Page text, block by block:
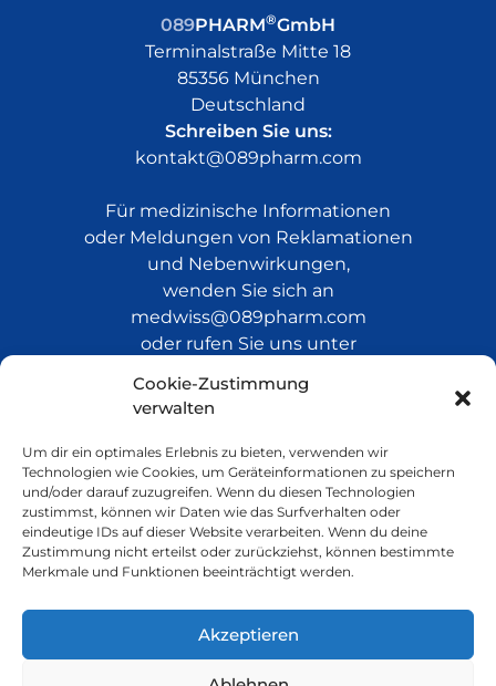
Cookie-Zustimmung
verwalten
Um dir ein optimales Erlebnis zu bieten, verwenden wir
Technologien wie Cookies, um Geräteinformationen zu speichern
und/oder darauf zuzugreifen. Wenn du diesen Technologien
zustimmst, können wir Daten wie das Surfverhalten oder
eindeutige IDs auf dieser Website verarbeiten. Wenn du deine
Zustimmung nicht erteilst oder zurückziehst, können bestimmte
Merkmale und Funktionen beeinträchtigt werden.
Akzeptieren
089PHARM®GmbH
Terminalstraße Mitte 18
85356 München
Deutschland
Schreiben Sie uns:
kontakt@089pharm.com
Für medizinische Informationen
oder Meldungen von Reklamationen
und Nebenwirkungen,
wenden Sie sich an
medwiss@089pharm.com
oder rufen Sie uns unter
Informationen zum
Lagerwertverlust
Lagerwertverlustausgleich 15.07.2026